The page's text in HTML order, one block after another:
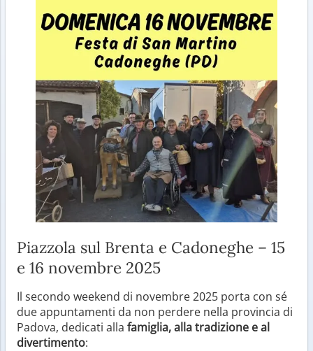
Piazzola sul Brenta e Cadoneghe – 15
e 16 novembre 2025
Il secondo weekend di novembre 2025 porta con sé
due appuntamenti da non perdere nella provincia di
Padova, dedicati alla famiglia, alla tradizione e al
divertimento: